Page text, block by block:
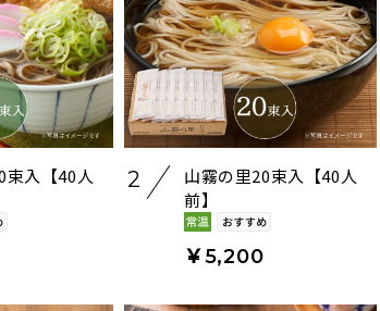
束入【40人
2
山霧の里20束入【40人
前】
￥5,200